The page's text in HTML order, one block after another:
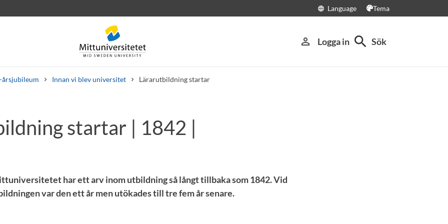
language Language Tema
person_outline Logga in search Sök
årsjubileum Innan vi blev universitet Lärarutbildning startar
Personal Lediga jobb
startar | 1842 |
har ett arv inom utbildning så långt tillbaka som 1842. Vid
var den ett år men utökades till tre fem år senare.